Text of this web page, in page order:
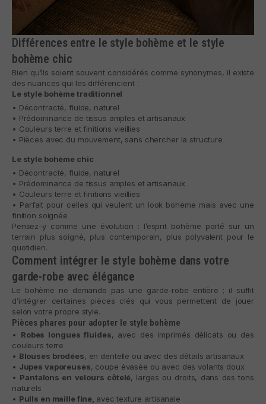
Différences entre le style bohème et le style
bohème chic
Bien qu’ils soient souvent considérés comme synonymes, il existe
des nuances qui les différencient :
Le style bohème traditionnel
• Décontracté, fluide, naturel
• Prédominance de tissus amples et artisanaux
• Couleurs terre et finitions vieillies
• Pièces avec du mouvement, sans chercher la structure
Le style bohème chic
• Décontracté, fluide, naturel
• Prédominance de tissus amples et artisanaux
• Couleurs terre et finitions vieillies
• Parfait pour celles qui veulent un look bohème mais avec une
finition soignée
Pensez-y comme une évolution : l’esprit bohème porté sur un
terrain plus soigné, plus contemporain, plus polyvalent pour le
quotidien.
Comment intégrer le style bohème dans votre
garde-robe avec élégance
Le bohème ne demande pas une garde-robe entière ; il suffit
d’intégrer certaines pièces clés qui vous permettent de jouer
selon votre propre style.
Pièces phares pour adopter le style bohème
• Robes longues fluides, avec des imprimés délicats ou des
couleurs terre
• Blouses brodées, en dentelle ou avec des détails artisanaux
• Jupes vaporeuses, coupe évasée ou avec des volants doux
• Pantalons en velours côtelé, larges ou droits, dans des tons
naturels
• Pulls en maille fine, avec texture artisanale